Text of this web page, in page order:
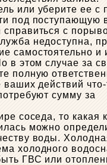
или уберите ее с
под поступающую
справиться с
недоступна,
самостоятельно и
в этом случае за
полную
ваших действий что-
сумму за
соседа, то какая
можно
воды.
холодного
ГВС или